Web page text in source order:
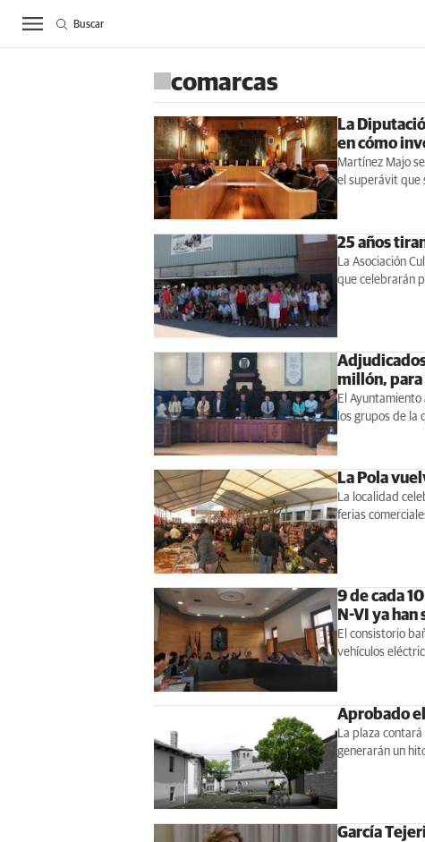
ACTUALIDAD BIERZO
Buscar
comarcas
La
en cómo
Martínez Majo
el superávit que
25 años
La Asociación
que celebrarán
millón, para
El Ayuntamiento
los grupos de la
La Pola
La localidad
ferias
9 de cada
N-VI ya
El consistorio
vehículos
Aprobado
La plaza
generarán un
García